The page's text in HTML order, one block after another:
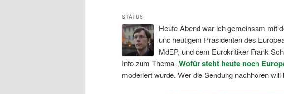
STATUS
Heute Abend war ich gemeinsam mit
und heutigem Präsidenten des
MdEP, und dem Eurokritiker Frank
Info zum Thema „Wofür steht heute noch
moderiert wurde. Wer die Sendung nachhören will